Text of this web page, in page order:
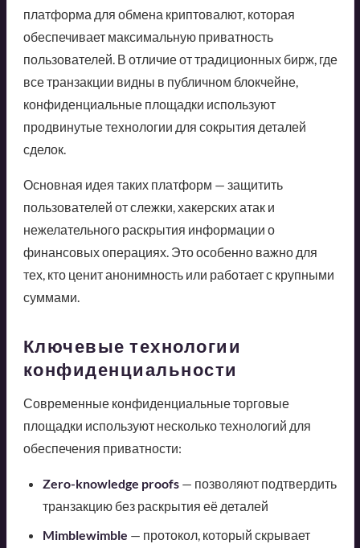
платформа для обмена криптовалют, которая
обеспечивает максимальную приватность
пользователей. В отличие от традиционных бирж, где
все транзакции видны в публичном блокчейне,
конфиденциальные площадки используют
продвинутые технологии для сокрытия деталей
сделок.
Основная идея таких платформ — защитить
пользователей от слежки, хакерских атак и
нежелательного раскрытия информации о
финансовых операциях. Это особенно важно для
тех, кто ценит анонимность или работает с крупными
суммами.
Ключевые технологии
конфиденциальности
Современные конфиденциальные торговые
площадки используют несколько технологий для
обеспечения приватности:
Zero-knowledge proofs— позволяют подтвердить
транзакцию без раскрытия её деталей
Mimblewimble — протокол, который скрывает